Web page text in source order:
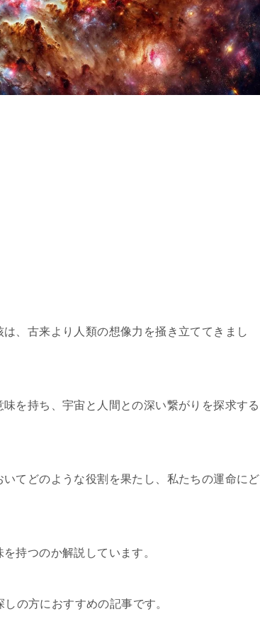
、古来より人類の想像力を掻き立ててきまし
を持ち、宇宙と人間との深い繋がりを探求する
てどのような役割を果たし、私たちの運命にど
持つのか解説しています。
の方におすすめの記事です。